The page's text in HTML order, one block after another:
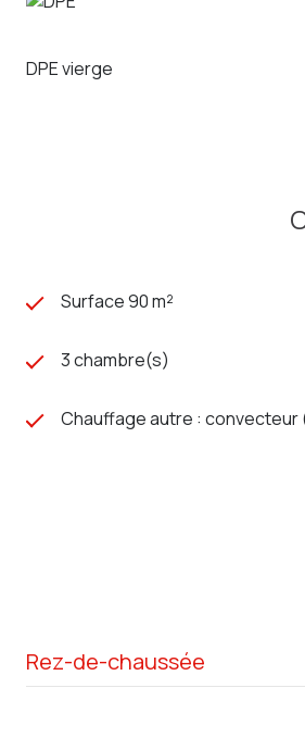
DPE vierge
Surface 90 m²
3 chambre(s)
Chauffage autre : convecteur
Rez-de-chaussée